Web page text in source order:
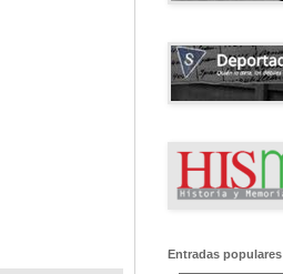
Entradas populares